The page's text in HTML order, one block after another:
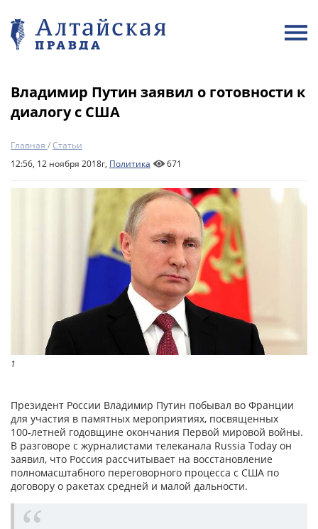
Владимир Путин заявил о готовности к
диалогу с США
Главная /Статьи
12:56, 12 ноября 2018г, Политика 671
1
Президент России Владимир Путин побывал во Франции
для участия в памятных мероприятиях, посвященных
100‑летней годовщине окончания Первой мировой войны.
В разговоре с журналистами телеканала Russia Today он
заявил, что Россия рассчитывает на восстановление
полномасштабного переговорного процесса с США по
договору о ракетах средней и малой дальности.